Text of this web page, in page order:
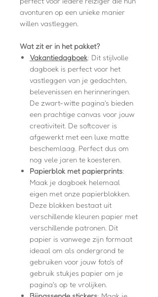
avonturen op een unieke manier
willen vastleggen.
Wat zit er in het pakket?
Vakantiedagboek: Dit stijlvolle
dagboek is perfect voor het
vastleggen van je gedachten,
belevenissen en herinneringen.
De zwart-witte pagina's bieden
een prachtige canvas voor jouw
creativiteit. De softcover is
afgewerkt met een luxe matte
beschemlaag. Perfect dus om
nog vele jaren te koesteren.
Papierblok met papierprints:
Maak je dagboek helemaal
eigen met onze papierblokken.
Deze blokken bestaat uit
verschillende kleuren papier met
verschillende patronen. Dit
papier is vanwege zijn formaat
ideaal om als ondergrond te
gebruiken voor jouw foto's of
gebruik stukjes papier om je
pagina's op te vrolijken.